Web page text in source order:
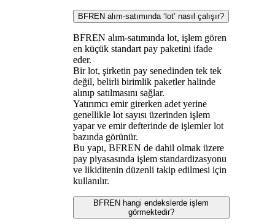
BFREN alım-satımında ‘lot’ nasıl çalışır?
BFREN alım-satımında lot, işlem gören
en küçük standart pay paketini ifade
eder.
Bir lot, şirketin pay senedinden tek tek
değil, belirli birimlik paketler halinde
alınıp satılmasını sağlar.
Yatırımcı emir girerken adet yerine
genellikle lot sayısı üzerinden işlem
yapar ve emir defterinde de işlemler lot
bazında görünür.
Bu yapı, BFREN de dahil olmak üzere
pay piyasasında işlem standardizasyonu
ve likiditenin düzenli takip edilmesi için
kullanılır.
BFREN hangi endekslerde işlem
görmektedir?